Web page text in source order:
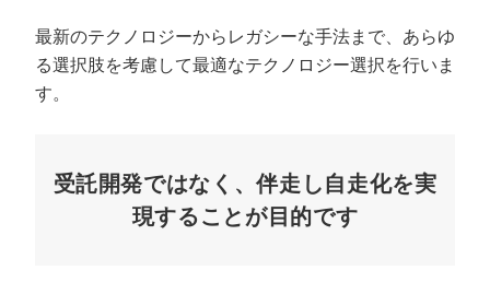
最新のテクノロジーからレガシーな手法まで、あらゆ
る選択肢を考慮して最適なテクノロジー選択を行いま
す。
受託開発ではなく、伴走し自走化を実
現することが目的です